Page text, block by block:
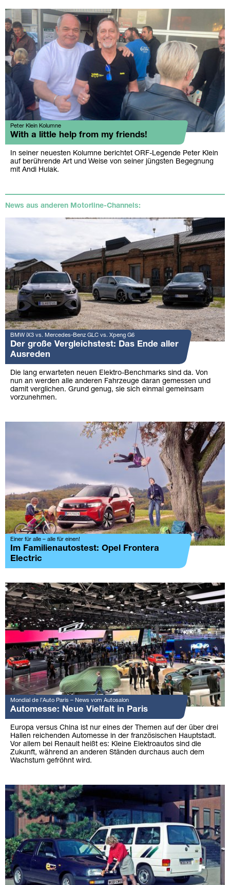
Peter Klein Kolumne
With a little help from my friends!
In seiner neuesten Kolumne berichtet ORF-Legende Peter Klein
auf berührende Art und Weise von seiner jüngsten Begegnung
mit Andi Hulak.
News aus anderen Motorline-Channels:
BMW iX3 vs. Mercedes-Benz GLC vs. Xpeng G6
Der große Vergleichstest: Das Ende aller
Ausreden
Die lang erwarteten neuen Elektro-Benchmarks sind da. Von
nun an werden alle anderen Fahrzeuge daran gemessen und
damit verglichen. Grund genug, sie sich einmal gemeinsam
vorzunehmen.
Einer für alle – alle für einen!
Im Familienautostest: Opel Frontera
Electric
Mondial de l’Auto Paris – News vom Autosalon
Automesse: Neue Vielfalt in Paris
Europa versus China ist nur eines der Themen auf der über drei
Hallen reichenden Automesse in der französischen Hauptstadt.
Vor allem bei Renault heißt es: Kleine Elektroautos sind die
Zukunft, während an anderen Ständen durchaus auch dem
Wachstum gefröhnt wird.